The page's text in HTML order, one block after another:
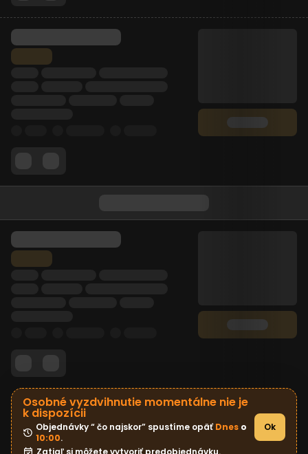
Osobné vyzdvihnutie momentálne nie je
k dispozícii
Objednávky “ čo najskor” spustíme opäť Dnes
10:00.
Zatiaľ si môžete vytvoriť predobjednávku.
Ok